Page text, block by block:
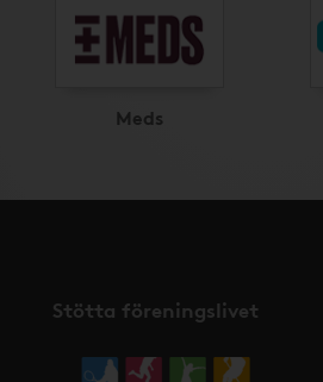
Meds
Stötta föreningslivet